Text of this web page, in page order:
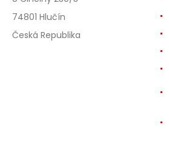
74801 Hlučín
Česká Republika